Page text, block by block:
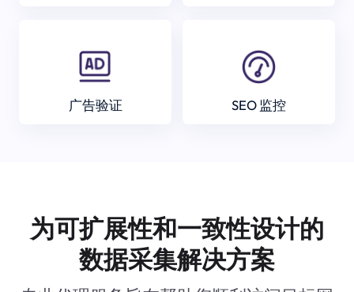
广告验证 SEO 监控
为可扩展性和一致性设计的
数据采集解决方案